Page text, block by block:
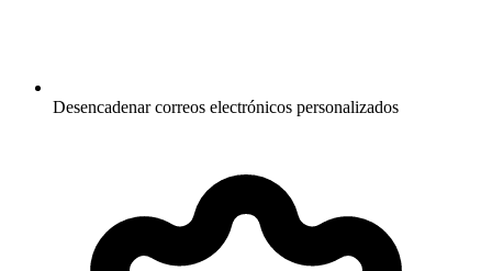
Desencadenar correos electrónicos personalizados